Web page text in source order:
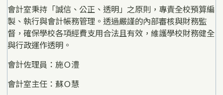
會計室秉持「誠信、公正、透明」之原則，專責全校預算編
製、執行與會計帳務管理。透過嚴謹的內部審核與財務監
督，確保學校各項經費支用合法且有效，維護學校財務健全
與行政運作透明。
會計佐理員：施Ｏ澧
會計室主任：蘇Ｏ慧